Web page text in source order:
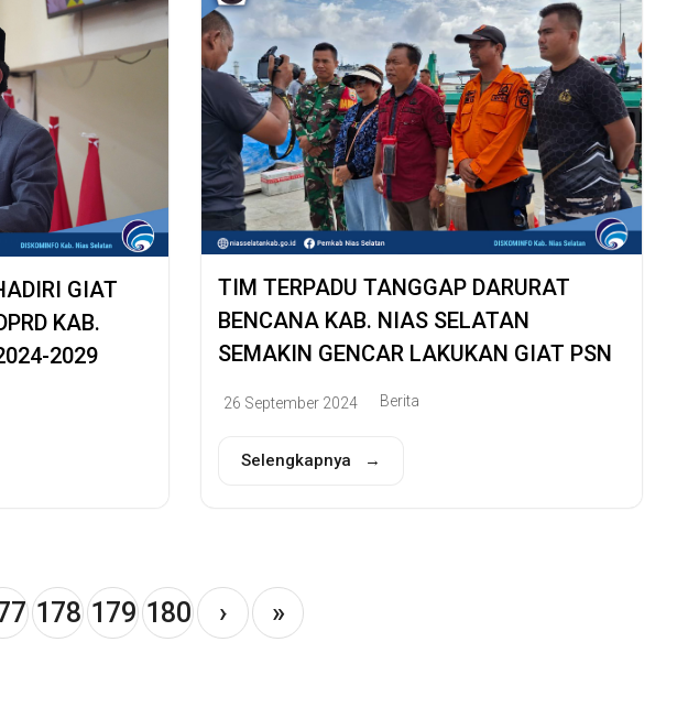
GIAT
KAB.
2029
TIM TERPADU TANGGAP DARURAT
BENCANA KAB. NIAS SELATAN
SEMAKIN GENCAR LAKUKAN GIAT PSN
26 September 2024 Berita
Selengkapnya →
178 179 180 › »